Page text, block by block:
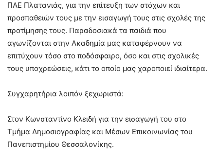
ΠΑΕ Πλατανιάς, για την επίτευξη των στόχων και
προσπαθειών τους με την εισαγωγή τους στις σχολές της
προτίμησης τους. Παραδοσιακά τα παιδιά που
αγωνίζονται στην Ακαδημία μας καταφέρνουν να
επιτύχουν τόσο στο ποδόσφαιρο, όσο και στις σχολικές
τους υποχρεώσεις, κάτι το οποίο μας χαροποιεί ιδιαίτερα.
Συγχαρητήρια λοιπόν ξεχωριστά:
Στον Κωνσταντίνο Κλειδή για την εισαγωγή του στο
Τμήμα Δημοσιογραφίας και Μέσων Επικοινωνίας του
Πανεπιστημίου Θεσσαλονίκης.